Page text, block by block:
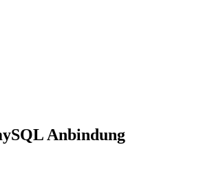
Anbindung